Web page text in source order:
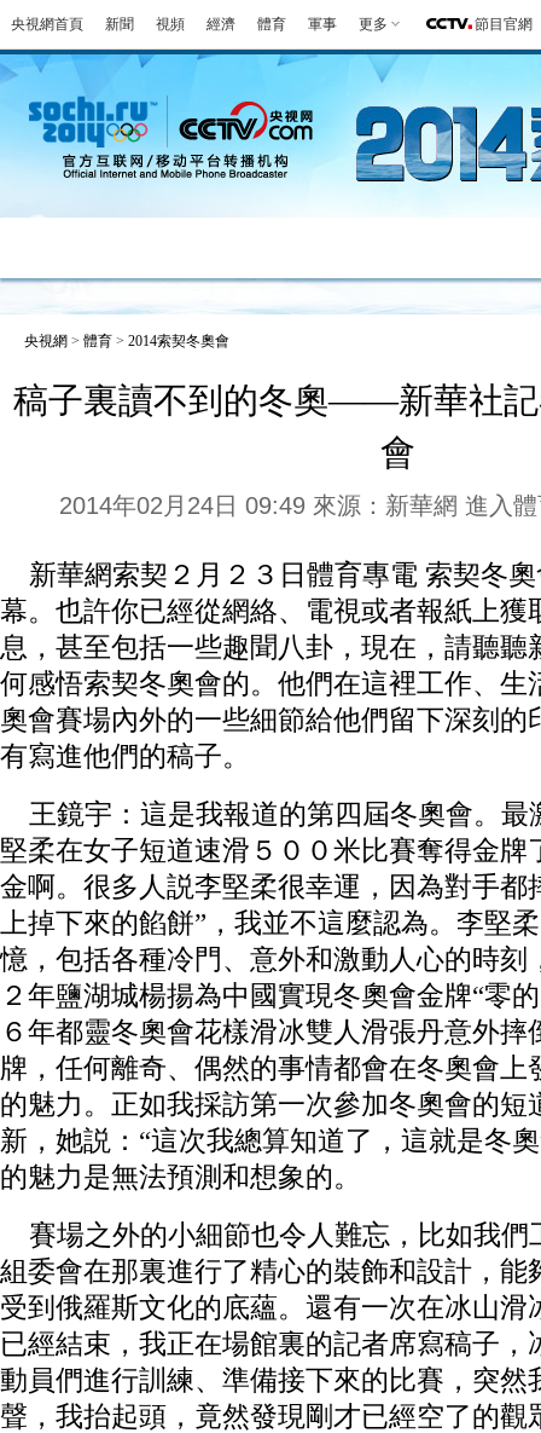
央視網首頁 新聞 視頻 經濟 體育 軍事 更多 節目官網
央視網 > 體育 > 2014索契冬奧會
稿子裏讀不到的冬奧——新華社
會
2014年02月24日 09:49 來源：新華網 進入
新華網索契２月２３日體育專電 索契冬
幕。也許你已經從網絡、電視或者報紙上獲
息，甚至包括一些趣聞八卦，現在，請聽聽
何感悟索契冬奧會的。他們在這裡工作、生
奧會賽場內外的一些細節給他們留下深刻的
有寫進他們的稿子。
王鏡宇：這是我報道的第四屆冬奧會。最
堅柔在女子短道速滑５００米比賽奪得金牌
金啊。很多人説李堅柔很幸運，因為對手都
上掉下來的餡餅”，我並不這麼認為。李堅
憶，包括各種冷門、意外和激動人心的時刻
２年鹽湖城楊揚為中國實現冬奧會金牌“零
６年都靈冬奧會花樣滑冰雙人滑張丹意外摔
牌，任何離奇、偶然的事情都會在冬奧會上
的魅力。正如我採訪第一次參加冬奧會的短
新，她説：“這次我總算知道了，這就是冬
的魅力是無法預測和想象的。
賽場之外的小細節也令人難忘，比如我們
組委會在那裏進行了精心的裝飾和設計，能
受到俄羅斯文化的底蘊。還有一次在冰山滑
已經結束，我正在場館裏的記者席寫稿子，
動員們進行訓練、準備接下來的比賽，突然
聲，我抬起頭，竟然發現剛才已經空了的觀